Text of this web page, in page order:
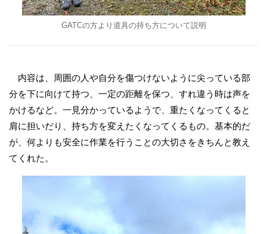
GATCの方より道具の持ち方について説明
内容は、周囲の人や自分を傷つけないように尖っている部
分を下に向けて持つ、一定の距離を保つ、すれ違う時は声を
かけるなど。一見分かっているようで、重たくなってくると
肩に担いだり、持ち方を変えたくなってくるもの。基本的だ
が、何よりも安全に作業を行うことの大切さをきちんと教え
てくれた。